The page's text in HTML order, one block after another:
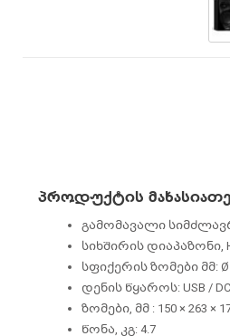
პროდუქტის
გამომავალი სიმძლავრე
სიხშირის დიაპაზონი,
სფიქერის ზომები მმ: Ø
დენის წყაროს: USB /
ზომები, მმ : 150 × 263 ×
წონა, კგ: 4.7